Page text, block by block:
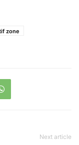
zone
Next article